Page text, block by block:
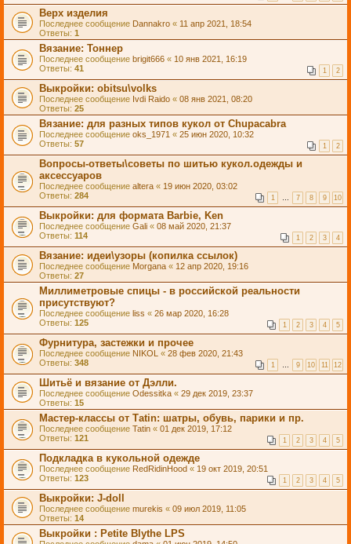
Верх изделия
Последнее сообщение Dannakro « 11 апр 2021, 18:54
Ответы: 1
Вязание: Тоннер
Последнее сообщение brigit666 « 10 янв 2021, 16:19
Ответы: 41 1 2
Выкройки: obitsu\volks
Последнее сообщение Ivdi Raido « 08 янв 2021, 08:20
Ответы: 25
Вязание: для разных типов кукол от Chupacabra
Последнее сообщение oks_1971 « 25 июн 2020, 10:32
Ответы: 57 1 2
Вопросы-ответы\советы по шитью кукол.одежды и
аксессуаров
Последнее сообщение altera « 19 июн 2020, 03:02
Ответы: 284 1 … 7 8 9 10
Выкройки: для формата Barbie, Ken
Последнее сообщение Gali « 08 май 2020, 21:37
Ответы: 114 1 2 3 4
Вязание: идеи\узоры (копилка ссылок)
Последнее сообщение Morgana « 12 апр 2020, 19:16
Ответы: 27
Миллиметровые спицы - в российской реальности
присутствуют?
Последнее сообщение liss « 26 мар 2020, 16:28
Ответы: 125 1 2 3 4 5
Фурнитура, застежки и прочее
Последнее сообщение NIKOL « 28 фев 2020, 21:43
Ответы: 348 1 … 9 10 11 12
Шитьё и вязание от Дэлли.
Последнее сообщение Odessitka « 29 дек 2019, 23:37
Ответы: 15
Мастер-классы от Таtin: шатры, обувь, парики и пр.
Последнее сообщение Tatin « 01 дек 2019, 17:12
Ответы: 121 1 2 3 4 5
Подкладка в кукольной одежде
Последнее сообщение RedRidinHood « 19 окт 2019, 20:51
Ответы: 123 1 2 3 4 5
Выкройки: J-doll
Последнее сообщение murekis « 09 июл 2019, 11:05
Ответы: 14
Выкройки : Petite Blythe LPS